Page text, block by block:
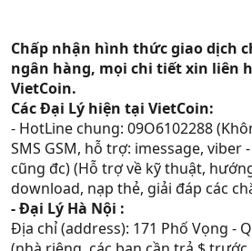
Chấp nhận hình thức giao dịch
ngân hàng, mọi chi tiết xin liên
VietCoin.
Các Đại Lý hiện tại VietCoin:
- HotLine chung: 09O6102288
SMS GSM, hỗ trợ: imessage, viber
cũng đc) (Hỗ trợ về kỹ thuật,
download, nạp thẻ, giải đáp các
- Đại Lý Hà Nội :
Địa chỉ (address): 171 Phố Vọng -